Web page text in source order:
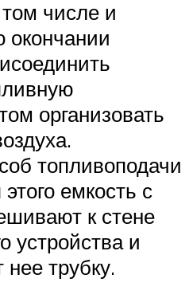
числе и
организовать
топливоподачи
емкость с
к стене
устройства и
трубку.